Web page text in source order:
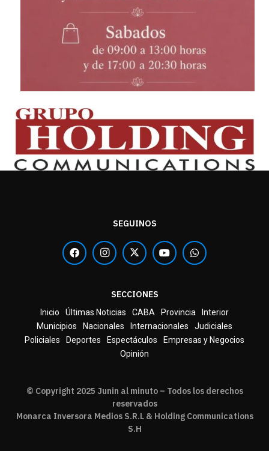
SEGUINOS
SECCIONES
Inicio Últimas Noticias CABA Provincia
Interior
Municipios
Nacionales Internacionales
Judiciales
Policiales
Deportes Espectáculos
Empresas y Negocios
Opinión
© Copyright 2025 Junin al minuto – Todos los derechos
reservados
Monarca Inversora Medios S.R.L & Holding Communications
S.H